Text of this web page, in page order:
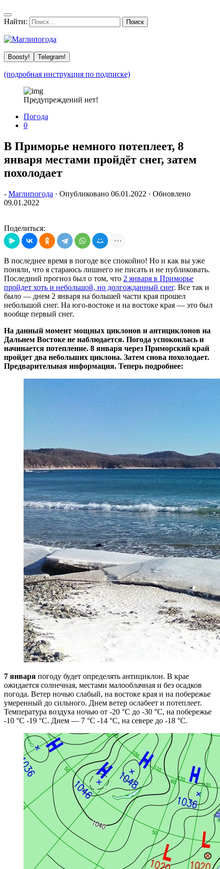
Найти:
Boosty! Telegram!
(подробная инструкция по подписке)
Предупреждений нет!
Погода
0
В Приморье немного потеплеет, 8
января местами пройдёт снег, затем
похолодает
- Маглипогода · Опубликовано 06.01.2022 · Обновлено
09.01.2022
Поделиться:
В последнее время в погоде все спокойно! Но и как вы уже
поняли, что я стараюсь лишнего не писать и не публиковать.
Последний прогноз был о том, что 2 января в Приморье
пройдет хоть и небольшой, но долгожданный снег. Все так и
было — днем 2 января на большей части края прошел
небольшой снег. На юго-востоке и на востоке края — это был
вообще первый снег.
На данный момент мощных циклонов и антициклонов на
Дальнем Востоке не наблюдается. Погода успокоилась и
начинается потепление. 8 января через Приморский край
пройдет два небольших циклона. Затем снова похолодает.
Предварительная информация. Теперь подробнее:
7 января погоду будет определять антициклон. В крае
ожидается солнечная, местами малооблачная и без осадков
погода. Ветер ночью слабый, на востоке края и на побережье
умеренный до сильного. Днем ветер ослабеет и потеплеет.
Температура воздуха ночью от -20 °С до -30 °С, на побережье
-10 °С -19 °С. Днем — 7 °С -14 °С, на севере до -18 °С.